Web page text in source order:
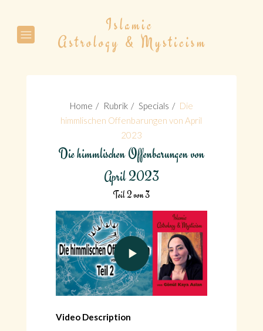
Home Rubrik Specials
Die
himmlischen Offenbarungen von April
2023
Die himmlischen Offenbarungen von
April 2023
Teil 2 von 3
Video Description